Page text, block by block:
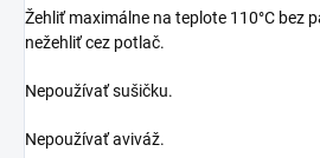
Žehliť maximálne na teplote 110°C bez
nežehliť cez potlač.
Nepoužívať sušičku.
Nepoužívať aviváž.